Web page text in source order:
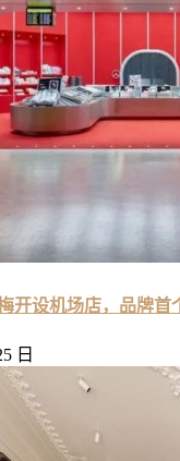
开设机场店，品牌首
日